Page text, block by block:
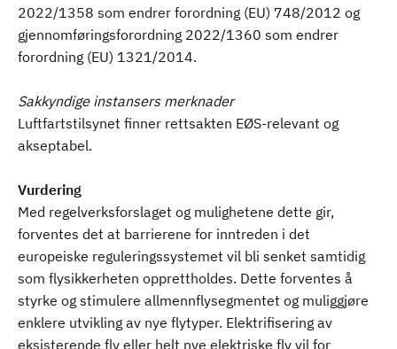
2022/1358 som endrer forordning (EU) 748/2012 og
gjennomføringsforordning 2022/1360 som endrer
forordning (EU) 1321/2014.
Sakkyndige instansers merknader
Luftfartstilsynet finner rettsakten EØS-relevant og
akseptabel.
Vurdering
Med regelverksforslaget og mulighetene dette gir,
forventes det at barrierene for inntreden i det
europeiske reguleringssystemet vil bli senket samtidig
som flysikkerheten opprettholdes. Dette forventes å
styrke og stimulere allmennflysegmentet og muliggjøre
enklere utvikling av nye flytyper. Elektrifisering av
eksisterende fly eller helt nye elektriske fly vil for